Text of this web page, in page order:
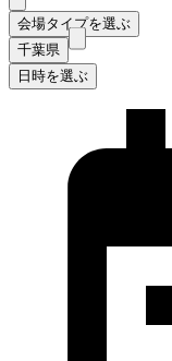
会場タイプを選ぶ
千葉県
日時を選ぶ